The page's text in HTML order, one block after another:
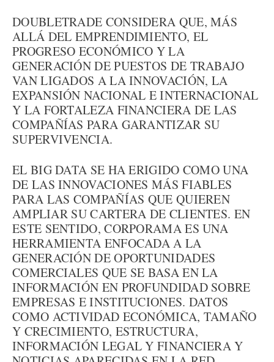
DOUBLETRADE CONSIDERA QUE, MÁS
ALLÁ DEL EMPRENDIMIENTO, EL
PROGRESO ECONÓMICO Y LA
GENERACIÓN DE PUESTOS DE TRABAJO
VAN LIGADOS A LA INNOVACIÓN, LA
EXPANSIÓN NACIONAL E INTERNACIONAL
Y LA FORTALEZA FINANCIERA DE LAS
COMPAÑÍAS PARA GARANTIZAR SU
SUPERVIVENCIA.
EL BIG DATA SE HA ERIGIDO COMO UNA
DE LAS INNOVACIONES MÁS FIABLES
PARA LAS COMPAÑÍAS QUE QUIEREN
AMPLIAR SU CARTERA DE CLIENTES. EN
ESTE SENTIDO, CORPORAMA ES UNA
HERRAMIENTA ENFOCADA A LA
GENERACIÓN DE OPORTUNIDADES
COMERCIALES QUE SE BASA EN LA
INFORMACIÓN EN PROFUNDIDAD SOBRE
EMPRESAS E INSTITUCIONES. DATOS
COMO ACTIVIDAD ECONÓMICA, TAMAÑO
Y CRECIMIENTO, ESTRUCTURA,
INFORMACIÓN LEGAL Y FINANCIERA Y